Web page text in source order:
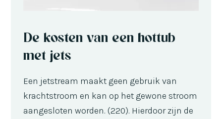
De kosten van een hottub
met jets
Een jetstream maakt geen gebruik van
krachtstroom en kan op het gewone stroom
aangesloten worden. (220). Hierdoor zijn de